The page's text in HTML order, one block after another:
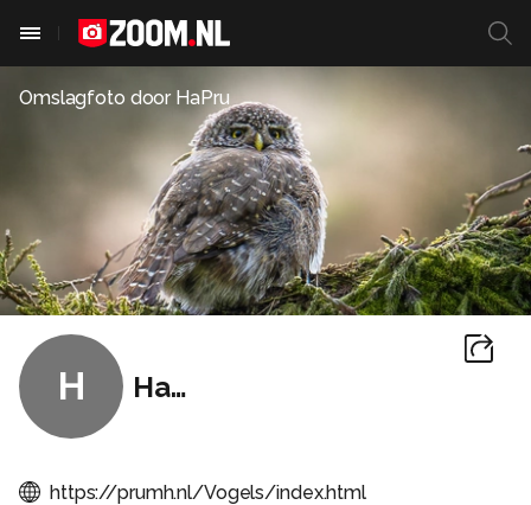
Omslagfoto door HaPru
H HaPru
https://prumh.nl/Vogels/index.html